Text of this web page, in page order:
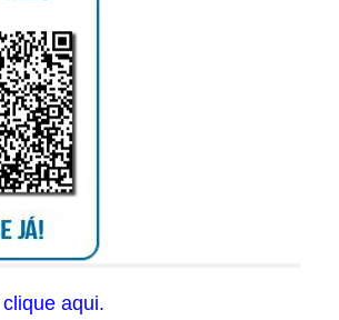
clique aqui.